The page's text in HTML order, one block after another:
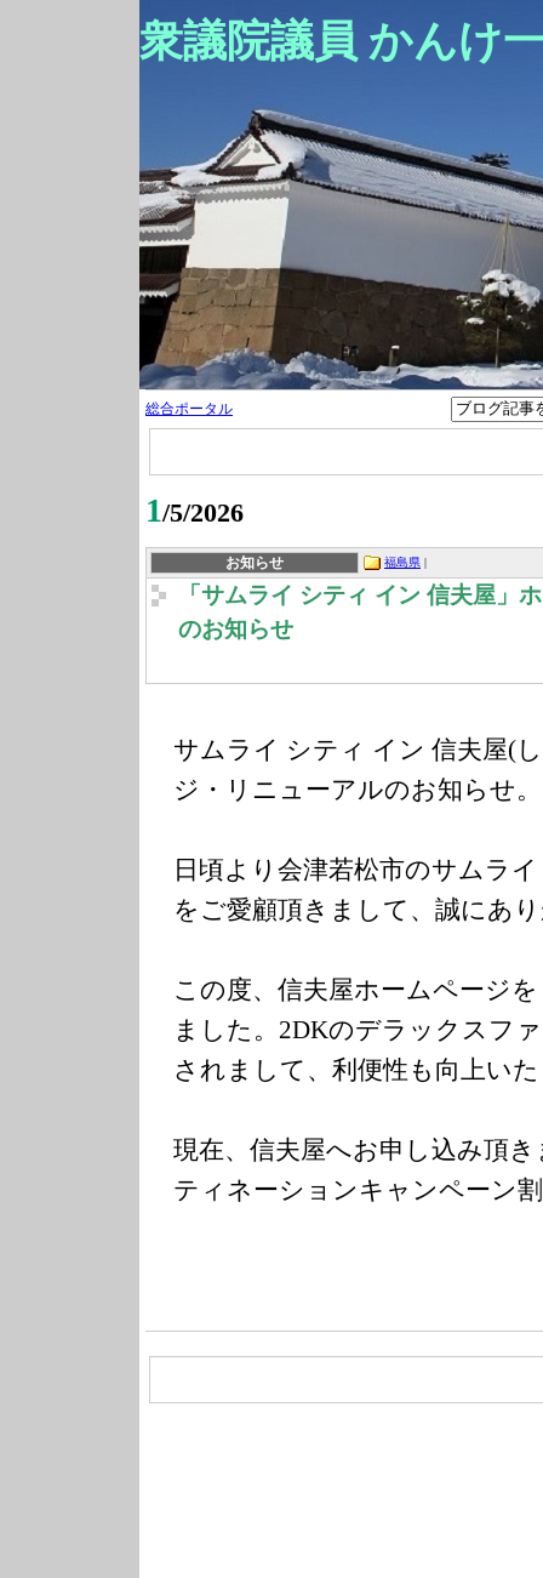
衆議院議員 かんけ
総合ポータル
1/5/2026
お知らせ 福島県 |
「サムライ シティ イン 信夫屋」
のお知らせ
サムライ シティ イン 信夫屋(
ジ・リニューアルのお知らせ。
日頃より会津若松市のサムラ
をご愛顧頂きまして、誠にあ
この度、信夫屋ホームページ
ました。2DKのデラックスフ
されまして、利便性も向上い
現在、信夫屋へお申し込み頂
ティネーションキャンペーン